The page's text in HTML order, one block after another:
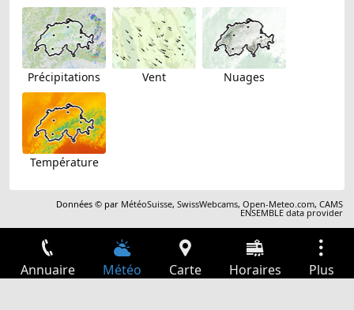
Précipitations Vent Nuages
Température
Données © par MétéoSuisse,SwissWebcams,Open-Meteo.com,CAMS
ENSEMBLE data provider
Annuaire Météo Carte Horaires Plus